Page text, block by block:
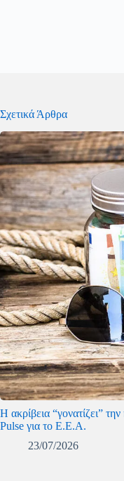
Σχετικά Άρθρα
Η ακρίβεια “γονατίζει”
Pulse για το Ε.Ε.Α.
23/07/2026